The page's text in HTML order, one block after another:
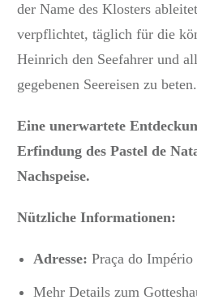
der Name des Klosters
verpflichtet, täglich für die
Heinrich den Seefahrer und
gegebenen Seereisen zu beten.
Eine unerwartete
Erfindung des Pastel de
Nachspeise.
Nützliche Informationen:
Adresse: Praça do
Mehr Details zum